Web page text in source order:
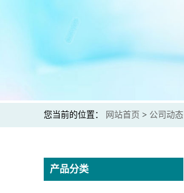
您当前的位置： 网站首页 > 公司动态
产品分类